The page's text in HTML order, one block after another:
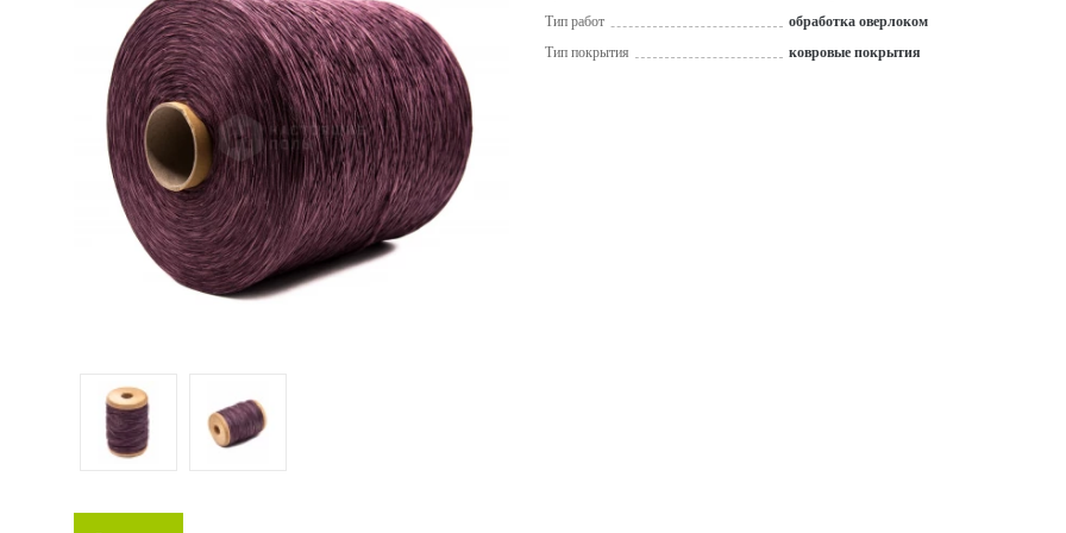
Тип работ
обработка оверлоком
Тип покрытия
ковровые покрытия